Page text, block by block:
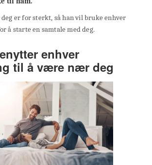
deg er for sterkt, så han vil bruke enhver
å starte en samtale med deg.
enhver
til å være nær deg